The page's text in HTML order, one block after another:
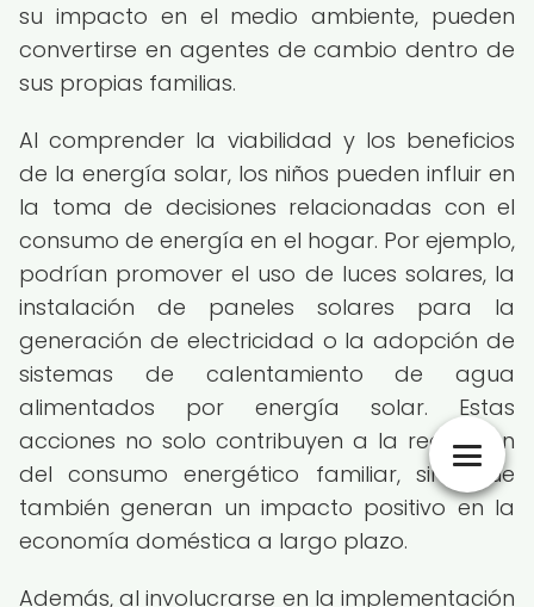
su impacto en el medio ambiente, pueden
convertirse en agentes de cambio dentro de
sus propias familias.
Al comprender la viabilidad y los beneficios
de la energía solar, los niños pueden influir en
la toma de decisiones relacionadas con el
consumo de energía en el hogar. Por ejemplo,
podrían promover el uso de luces solares, la
instalación de paneles solares para la
generación de electricidad o la adopción de
sistemas de calentamiento de agua
alimentados por energía solar. Estas
acciones no solo contribuyen a la reducción
del consumo energético familiar, sino que
también generan un impacto positivo en la
economía doméstica a largo plazo.
Además, al involucrarse en la implementación